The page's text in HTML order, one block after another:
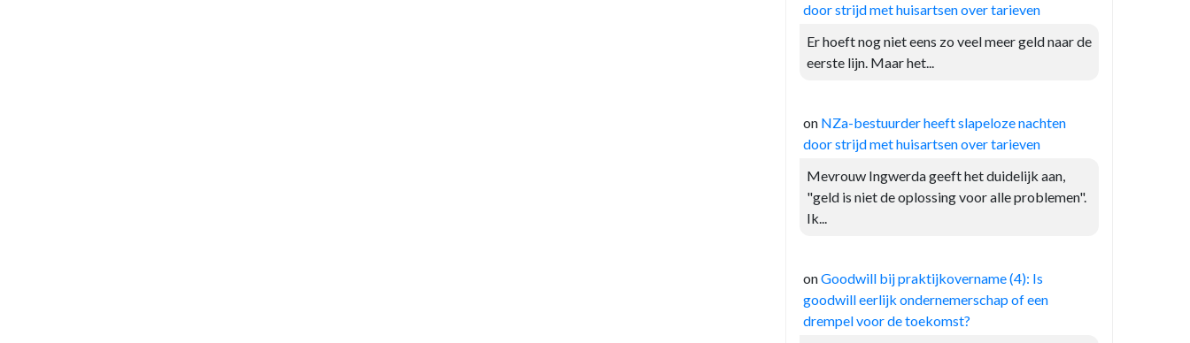
door strijd met huisartsen over tarieven
Er hoeft nog niet eens zo veel meer geld naar de
eerste lijn. Maar het...
on NZa-bestuurder heeft slapeloze nachten
door strijd met huisartsen over tarieven
Mevrouw Ingwerda geeft het duidelijk aan,
"geld is niet de oplossing voor alle problemen".
Ik...
onGoodwill bij praktijkovername (4): Is
goodwill eerlijk ondernemerschap of een
drempel voor de toekomst?